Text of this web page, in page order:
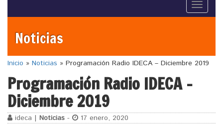
Toggle
Noticias
Inicio » Noticias » Programación Radio IDECA – Diciembre 2019
Programación Radio IDECA –
Diciembre 2019
ideca | Noticias - 17 enero, 2020